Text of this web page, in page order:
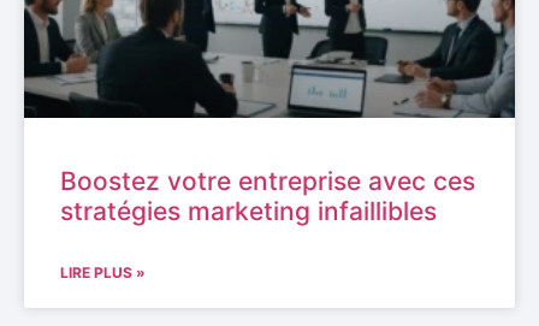
Boostez votre entreprise avec ces
stratégies marketing infaillibles
LIRE PLUS »